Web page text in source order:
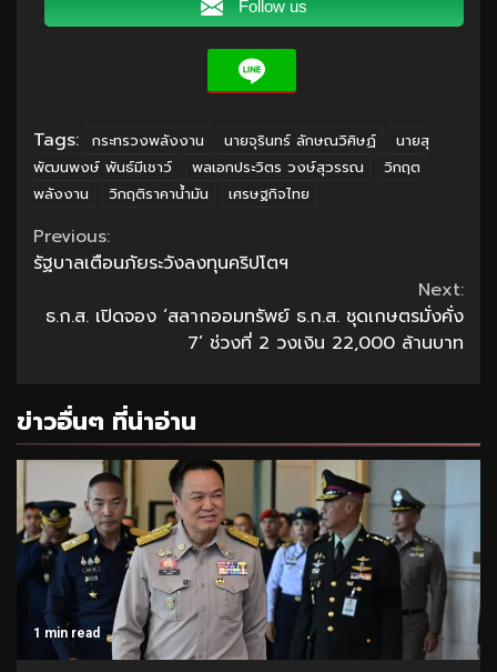
Follow us
Tags: กระทรวงพลังงาน นายจุรินทร์ ลักษณวิศิษฏ์
นายสุ
พัฒนพงษ์ พันธ์มีเชาว์
พลเอกประวิตร วงษ์สุวรรณ
วิกฤต
พลังงาน
วิกฤติราคาน้ำมัน เศรษฐกิจไทย
Continue
Reading
Previous:
รัฐบาลเตือนภัยระวังลงทุนคริปโตฯ
Next:
ธ.ก.ส. เปิดจอง ‘สลากออมทรัพย์ ธ.ก.ส. ชุดเกษตรมั่งคั่ง
7’ ช่วงที่ 2 วงเงิน 22,000 ล้านบาท
ข่าวอื่นๆ ที่น่าอ่าน
1 min read